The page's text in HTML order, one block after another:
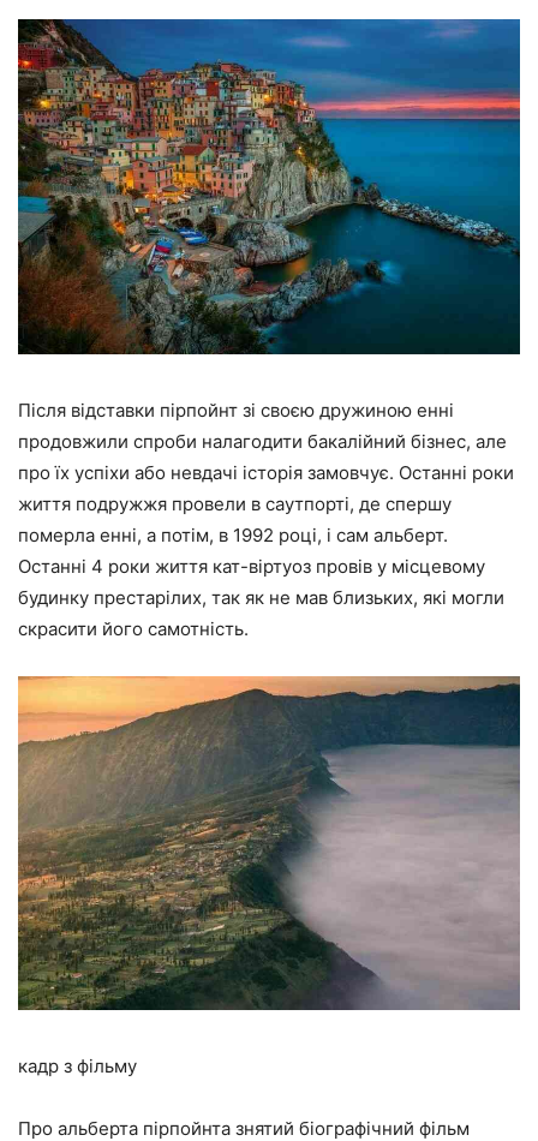
Після відставки пірпойнт зі своєю дружиною енні
продовжили спроби налагодити бакалійний бізнес, але
про їх успіхи або невдачі історія замовчує. Останні роки
життя подружжя провели в саутпорті, де спершу
померла енні, а потім, в 1992 році, і сам альберт.
Останні 4 роки життя кат-віртуоз провів у місцевому
будинку престарілих, так як не мав близьких, які могли
скрасити його самотність.
кадр з фільму
Про альберта пірпойнта знятий біографічний фільм